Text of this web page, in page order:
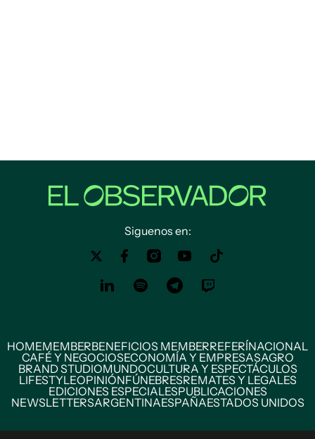
Siguenos en:
HOMEMEMBERBENEFICIOS MEMBERREFERÍNACIONAL
CAFÉ Y NEGOCIOSECONOMÍA Y EMPRESASAGRO
BRAND STUDIOMUNDOCULTURA Y ESPECTÁCULOS
LIFESTYLEOPINIÓNFÚNEBRESREMATES Y LEGALES
EDICIONES ESPECIALESPUBLICACIONES
NEWSLETTERSARGENTINAESPAÑAESTADOS UNIDOS